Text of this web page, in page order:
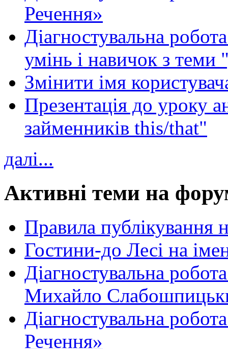
Речення»
Діагностувальна
умінь і навичок з теми
Змінити імя
Презентація до уроку
займенників this/that"
далі...
Активні теми на
Правила публікування
Гостини-до Лесі на
Діагностувальна
Михайло
Діагностувальна
Речення»